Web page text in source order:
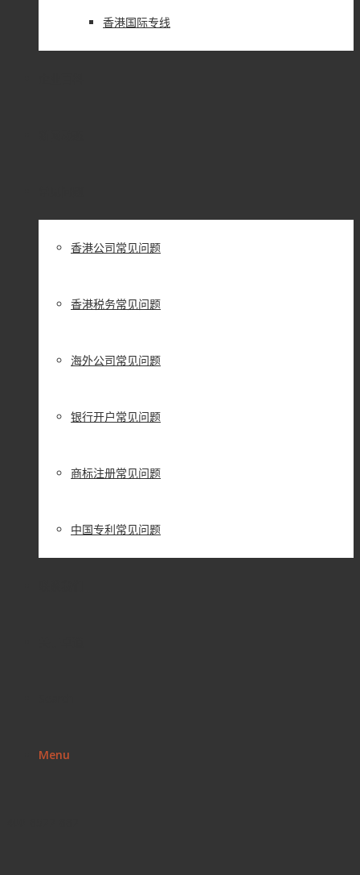
香港国际专线
香港公司常见问题
香港税务常见问题
海外公司常见问题
银行开户常见问题
商标注册常见问题
中国专利常见问题
Menu